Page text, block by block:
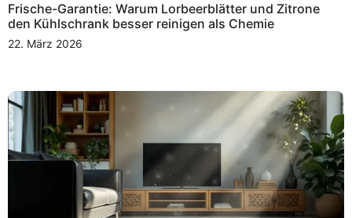
Frische-Garantie: Warum Lorbeerblätter und Zitrone
den Kühlschrank besser reinigen als Chemie
22. März 2026